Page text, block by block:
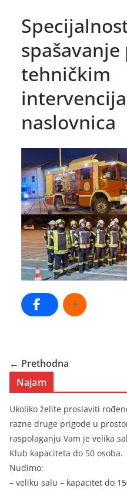
spašavanje
tehničkim
naslovnica
← Prethodna
Najam
Ukoliko želite proslaviti
razne druge prigode u
raspolaganju Vam je velika
Klub kapaciteta do 50 osoba.
Nudimo:
– veliku salu – kapacitet do